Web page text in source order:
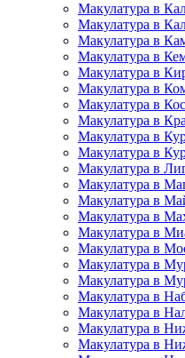
Макулатура в
Макулатура в
Макулатура в
Макулатура в
Макулатура в
Макулатура в
Макулатура в
Макулатура в
Макулатура в
Макулатура в
Макулатура в
Макулатура в
Макулатура в
Макулатура в
Макулатура в
Макулатура в
Макулатура в
Макулатура в
Макулатура в
Макулатура в
Макулатура в
Макулатура в